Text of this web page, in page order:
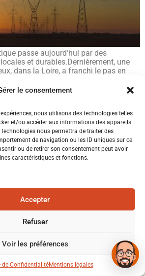
le consentement
nous utilisons des technologies telles
et/ou accéder aux informations des appareils.
technologies nous permettra de traiter des
de navigation ou les ID uniques sur ce
ou de retirer son consentement peut avoir
caractéristiques et fonctions.
Accepter
Refuser
Voir les préférences
de ConfidentialitéMentions légales
passe aujourd’hui par des
et durables.Dernièrement, une
dans la Loire, a franchi le pas en
sa dépendance au réseau et maîtriser
sur le long terme. 🌡️ Vous êtes
RGE Saint-Étienne
Tous droits réservés
Xavier. Comment
aujourd'hui ? 😊
♨️ Poêle
🏠 Rénovation